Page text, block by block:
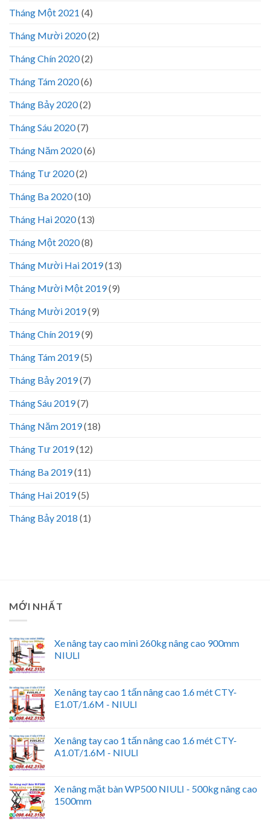
Tháng Một 2021 (4)
Tháng Mười 2020(2)
Tháng Chín 2020(2)
Tháng Tám 2020(6)
Tháng Bảy 2020(2)
Tháng Sáu 2020(7)
Tháng Năm 2020(6)
Tháng Tư 2020(2)
Tháng Ba 2020(10)
Tháng Hai 2020(13)
Tháng Một 2020(8)
Tháng Mười Hai 2019(13)
Tháng Mười Một 2019(9)
Tháng Mười 2019(9)
Tháng Chín 2019(9)
Tháng Tám 2019(5)
Tháng Bảy 2019(7)
Tháng Sáu 2019(7)
Tháng Năm 2019(18)
Tháng Tư 2019(12)
Tháng Ba 2019(11)
Tháng Hai 2019(5)
Tháng Bảy 2018 (1)
MỚI NHẤT
Xe nâng tay cao mini 260kg nâng cao 900mm
NIULI
Xe nâng tay cao 1 tấn nâng cao 1.6 mét CTY-
E1.0T/1.6M - NIULI
Xe nâng tay cao 1 tấn nâng cao 1.6 mét CTY-
A1.0T/1.6M - NIULI
Xe nâng mặt bàn WP500 NIULI - 500kg nâng cao
1500mm